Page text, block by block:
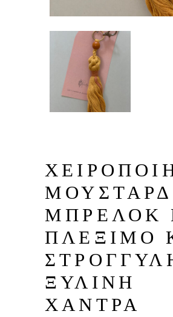
ΜΠΡΕΛΟΚ
ΠΛΕΞΙΜΟ
ΞΥΛΙΝΗ
ΧΑΝΤΡΑ